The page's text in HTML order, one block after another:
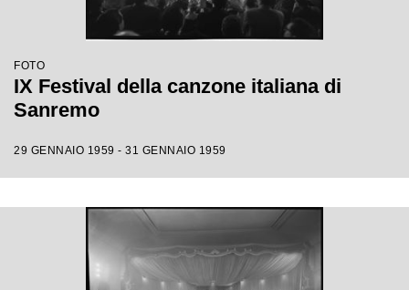
FOTO
IX Festival della canzone italiana di
Sanremo
29 GENNAIO 1959 - 31 GENNAIO 1959